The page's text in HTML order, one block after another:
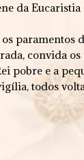
da Eucaristia
paramentos
convida os
pobre e a
todos